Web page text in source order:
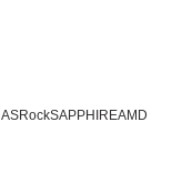
ASRockSAPPHIREAMD